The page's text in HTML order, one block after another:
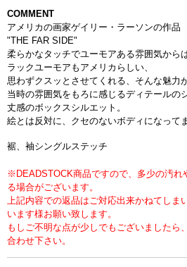
COMMENT
アメリカの画家ゲイリー・ラーソンの作品
"THE FAR SIDE"
柔らかなタッチでユーモアある雰囲気から
ラックユーモアもアメリカらしい、
思わずクスッとさせてくれる、 そんな魅力
当時の雰囲気をもろに感じるディテールの
丈感のボックスシルエット。
絵とは反対に、クセのないボディになってま
裾、袖シングルステッチ
※DEADSTOCK商品ですので、多少の汚れ
る場合がございます。
上記内容での返品はご対応出来かねてしま
います様お願い致します。
もしご不明な点が少しでもございましたら
合わせ下さい。